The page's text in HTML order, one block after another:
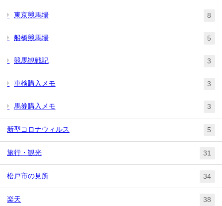
東京競馬場 8
船橋競馬場 5
競馬観戦記 3
車検購入メモ 3
馬券購入メモ 3
新型コロナウィルス 5
旅行・観光 31
松戸市の見所 34
楽天 38